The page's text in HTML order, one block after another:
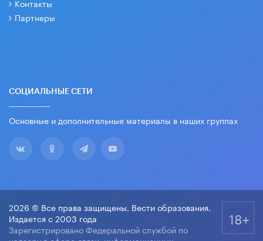
Контакты
Партнеры
СОЦИАЛЬНЫЕ СЕТИ
Основные и дополнительные материалы в наших группах
2026 © Все права защищены. Вести образования.
Издается с 2003 года
Зарегистрировано Федеральной службой по
18+